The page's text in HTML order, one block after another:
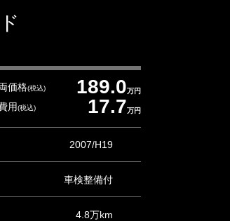
価格(税込) 189.0万円
用(税込) 17.7万円
2007/H19
車検整備付
4.8万km